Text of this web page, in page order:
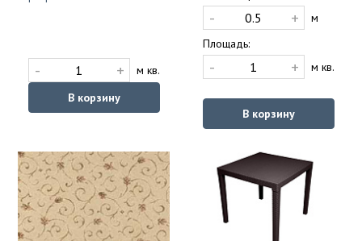
- +
м кв.
В корзину
- +
м
Площадь:
- + м кв.
В корзину